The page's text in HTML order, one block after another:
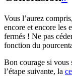
Vous l’aurez
encore et encore les
fermés ! Ne pas
fonction du
Bon courage si vous
l’étape suivante, la